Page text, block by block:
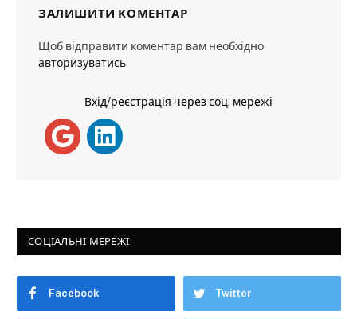
ЗАЛИШИТИ КОМЕНТАР
Щоб відправити коментар вам необхідно
авторизуватись.
Вхід/реєстрація через соц. мережі
СОЦІАЛЬНІ МЕРЕЖІ
Facebook Twitter